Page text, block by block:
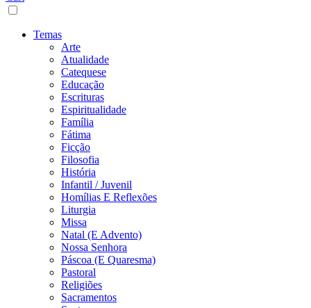
Temas
Arte
Atualidade
Catequese
Educação
Escrituras
Espiritualidade
Família
Fátima
Ficção
Filosofia
História
Infantil / Juvenil
Homílias E Reflexões
Liturgia
Missa
Natal (E Advento)
Nossa Senhora
Páscoa (E Quaresma)
Pastoral
Religiões
Sacramentos